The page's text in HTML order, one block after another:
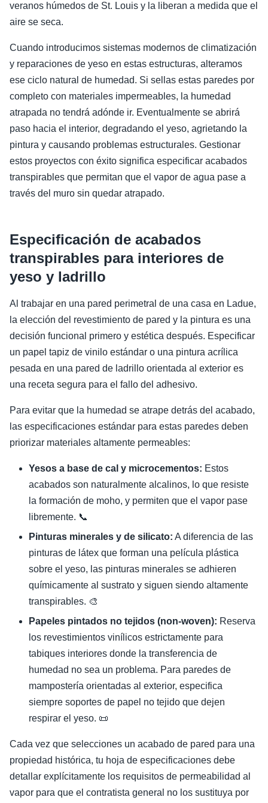
veranos húmedos de St. Louis y la liberan a medida que el
aire se seca.
Cuando introducimos sistemas modernos de climatización
y reparaciones de yeso en estas estructuras, alteramos
ese ciclo natural de humedad. Si sellas estas paredes por
completo con materiales impermeables, la humedad
atrapada no tendrá adónde ir. Eventualmente se abrirá
paso hacia el interior, degradando el yeso, agrietando la
pintura y causando problemas estructurales. Gestionar
estos proyectos con éxito significa especificar acabados
transpirables que permitan que el vapor de agua pase a
través del muro sin quedar atrapado.
Especificación de acabados
transpirables para interiores de
yeso y ladrillo
Al trabajar en una pared perimetral de una casa en Ladue,
la elección del revestimiento de pared y la pintura es una
decisión funcional primero y estética después. Especificar
un papel tapiz de vinilo estándar o una pintura acrílica
pesada en una pared de ladrillo orientada al exterior es
una receta segura para el fallo del adhesivo.
Para evitar que la humedad se atrape detrás del acabado,
las especificaciones estándar para estas paredes deben
priorizar materiales altamente permeables:
Yesos a base de cal y microcementos: Estos
acabados son naturalmente alcalinos, lo que resiste
la formación de moho, y permiten que el vapor pase
libremente. 📞
Pinturas minerales y de silicato: A diferencia de las
pinturas de látex que forman una película plástica
sobre el yeso, las pinturas minerales se adhieren
químicamente al sustrato y siguen siendo altamente
transpirables. 🎨
Papeles pintados no tejidos (non-woven): Reserva
los revestimientos vinílicos estrictamente para
tabiques interiores donde la transferencia de
humedad no sea un problema. Para paredes de
mampostería orientadas al exterior, especifica
siempre soportes de papel no tejido que dejen
respirar el yeso. 📜
Cada vez que selecciones un acabado de pared para una
propiedad histórica, tu hoja de especificaciones debe
detallar explícitamente los requisitos de permeabilidad al
vapor para que el contratista general no los sustituya por